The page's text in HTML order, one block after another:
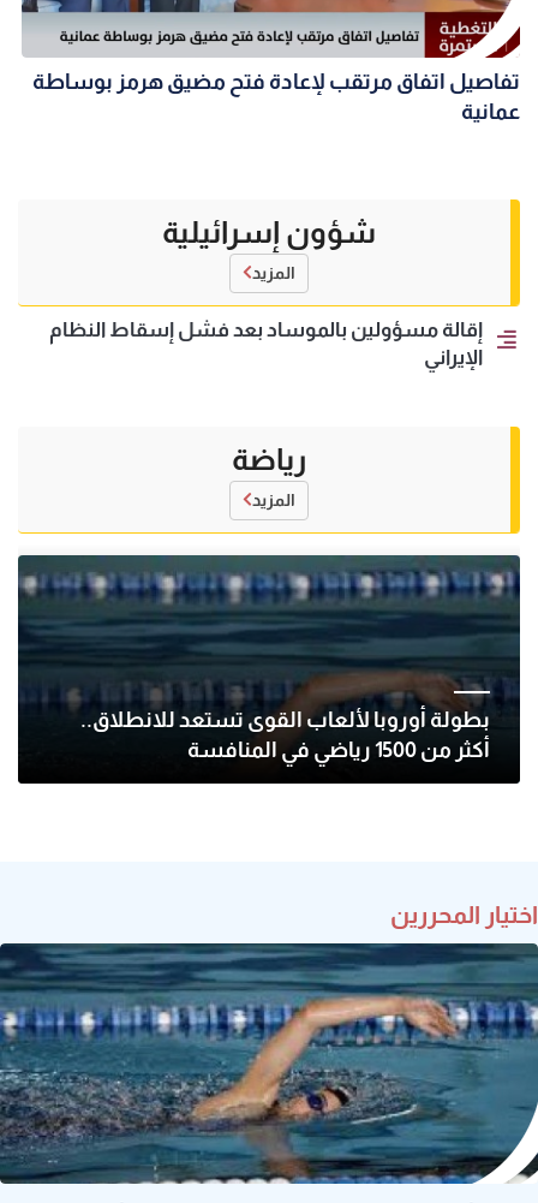
تفاصيل اتفاق مرتقب لإعادة فتح مضيق هرمز بوساطة
عمانية
شؤون إسرائيلية
المزيد
إقالة مسؤولين بالموساد بعد فشل إسقاط النظام
الإيراني
رياضة
المزيد
بطولة أوروبا لألعاب القوى تستعد للانطلاق..
أكثر من 1500 رياضي في المنافسة
اختيار المحررين